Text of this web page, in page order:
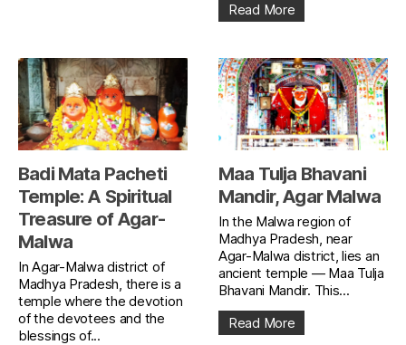
Read More
Badi Mata Pacheti
Temple: A Spiritual
Treasure of Agar-
Malwa
In Agar-Malwa district of
Madhya Pradesh, there is a
temple where the devotion
of the devotees and the
blessings of...
Maa Tulja Bhavani
Mandir, Agar Malwa
In the Malwa region of
Madhya Pradesh, near
Agar-Malwa district, lies an
ancient temple — Maa Tulja
Bhavani Mandir. This...
Read More